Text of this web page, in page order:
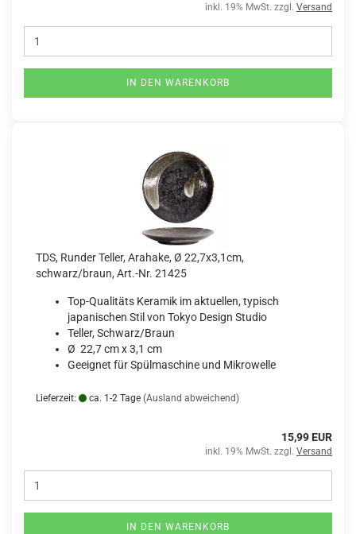
inkl. 19% MwSt. zzgl. Versand
IN DEN WARENKORB
TDS, Runder Teller, Arahake, Ø 22,7x3,1cm,
schwarz/braun, Art.-Nr. 21425
Top-Qualitäts Keramik im aktuellen, typisch
japanischen Stil von Tokyo Design Studio
Teller, Schwarz/Braun
Ø 22,7 cm x 3,1 cm
Geeignet für Spülmaschine und Mikrowelle
Lieferzeit: ca. 1-2 Tage (Ausland abweichend)
15,99 EUR
inkl. 19% MwSt. zzgl. Versand
IN DEN WARENKORB